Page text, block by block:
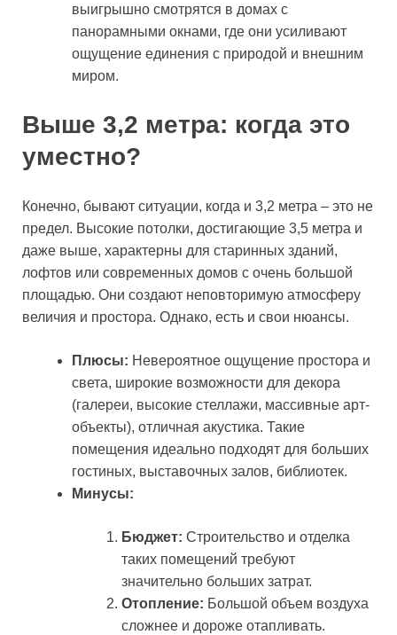
выигрышно смотрятся в домах с
панорамными окнами, где они усиливают
ощущение единения с природой и внешним
миром.
Выше 3,2 метра: когда это
уместно?
Конечно, бывают ситуации, когда и 3,2 метра – это не
предел. Высокие потолки, достигающие 3,5 метра и
даже выше, характерны для старинных зданий,
лофтов или современных домов с очень большой
площадью. Они создают неповторимую атмосферу
величия и простора. Однако, есть и свои нюансы.
Плюсы: Невероятное ощущение простора и
света, широкие возможности для декора
(галереи, высокие стеллажи, массивные арт-
объекты), отличная акустика. Такие
помещения идеально подходят для больших
гостиных, выставочных залов, библиотек.
Минусы:
Бюджет: Строительство и отделка
таких помещений требуют
значительно больших затрат.
Отопление: Большой объем воздуха
сложнее и дороже отапливать.